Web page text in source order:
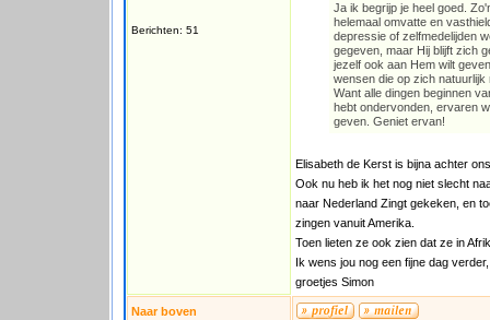
Berichten: 51
Ja ik begrijp je heel goed.
helemaal omvatte en
depressie of zelfmedelijden
gegeven, maar Hij blijft zich
jezelf ook aan Hem wilt
wensen die op zich
Want alle dingen beginnen
hebt ondervonden, ervaren
geven. Geniet ervan!
Elisabeth de Kerst is bijna achter
Ook nu heb ik het nog niet slecht
naar Nederland Zingt gekeken, en
zingen vanuit Amerika.
Toen lieten ze ook zien dat ze in
Ik wens jou nog een fijne dag
groetjes Simon
Naar boven